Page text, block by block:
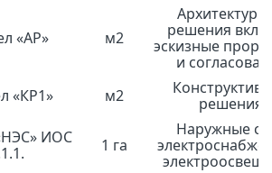
«АР» м2
решения
эскизные
и
«КР1» м2
решения
ИОС
1 га
Наружные